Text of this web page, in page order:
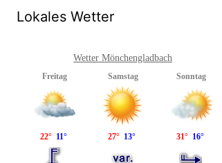
Lokales Wetter
Wetter Mönchengladbach